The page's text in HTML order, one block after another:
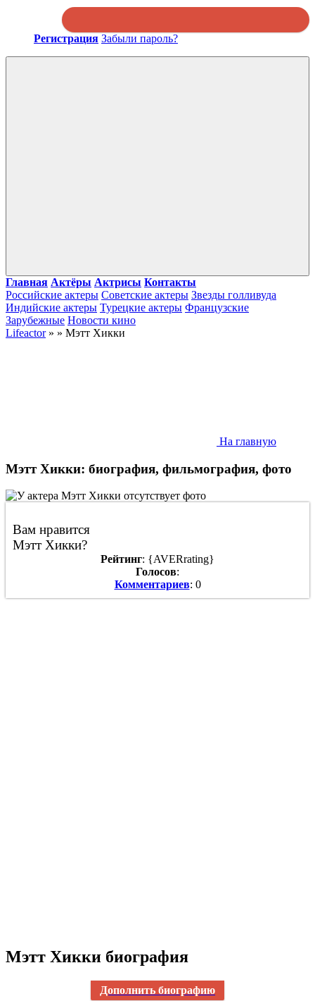
Регистрация Забыли пароль?
Главная Актёры Актрисы Контакты
Российские актеры Советские актеры Звезды голливуда
Индийские актеры Турецкие актеры Французские
Зарубежные Новости кино
Lifeactor» » Мэтт Хикки
На главную
Мэтт Хикки: биография, фильмография, фото
Вам нравится
Мэтт Хикки?
Рейтинг: {AVERrating}
Голосов:
Комментариев: 0
Мэтт Хикки биография
Дополнить биографию